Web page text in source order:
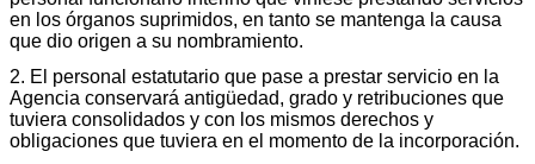
en los órganos suprimidos, en tanto se mantenga la causa
que dio origen a su nombramiento.
2. El personal estatutario que pase a prestar servicio en la
Agencia conservará antigüedad, grado y retribuciones que
tuviera consolidados y con los mismos derechos y
obligaciones que tuviera en el momento de la incorporación.